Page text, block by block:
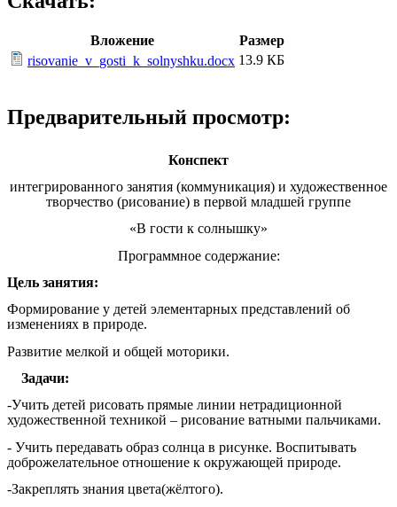
Вложение
Размер
risovanie_v_gosti_k_solnyshku.docx 13.9 КБ
Предварительный просмотр:
Конспект
интегрированного занятия (коммуникация) и художественное
творчество (рисование) в первой младшей группе
«В гости к солнышку»
Программное содержание:
Цель занятия:
Формирование у детей элементарных представлений об
изменениях в природе.
Развитие мелкой и общей моторики.
Задачи:
-Учить детей рисовать прямые линии нетрадиционной
художественной техникой – рисование ватными пальчиками.
- Учить передавать образ солнца в рисунке. Воспитывать
доброжелательное отношение к окружающей природе.
-Закреплять знания цвета(жёлтого).